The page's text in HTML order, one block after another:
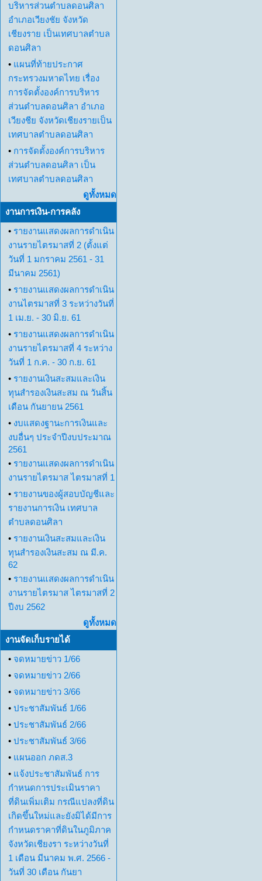
บริหารส่วนตำบลดอนศิลา
อำเภอเวียงชัย จังหวัด
เชียงราย เป็นเทศบาลตำบล
ดอนศิลา
• แผนที่ท้ายประกาศ
กระทรวงมหาดไทย เรื่อง
การจัดตั้งองค์การบริหาร
ส่วนตำบลดอนศิลา อำเภอ
เวียงชีย จังหวัดเชียงรายเป็น
เทศบาลตำบลดอนศิลา
• การจัดตั้งองค์การบริหาร
ส่วนตำบลดอนศิลา เป็น
เทศบาลตำบลดอนศิลา
ดูทั้งหมด
งานการเงิน-การคลัง
• รายงานแสดงผลการดำเนิน
งานรายไตรมาสที่ 2 (ตั้งแต่
วันที่ 1 มกราคม 2561 - 31
มีนาคม 2561)
• รายงานแสดงผลการดำเนิน
งานไตรมาสที่ 3 ระหว่างวันที่
1 เม.ย. - 30 มิ.ย. 61
• รายงานแสดงผลการดำเนิน
งานรายไตรมาสที่ 4 ระหว่าง
วันที่ 1 ก.ค. - 30 ก.ย. 61
• รายงานเงินสะสมและเงิน
ทุนสำรองเงินสะสม ณ วันสิ้น
เดือน กันยายน 2561
• งบแสดงฐานะการเงินและ
งบอื่นๆ ประจำปีงบประมาณ
2561
• รายงานแสดงผลการดำเนิน
งานรายไตรมาส ไตรมาสที่ 1
• รายงานของผู้สอบบัญชีและ
รายงานการเงิน เทศบาล
ตำบลดอนศิลา
• รายงานเงินสะสมและเงิน
ทุนสำรองเงินสะสม ณ มี.ค.
62
• รายงานแสดงผลการดำเนิน
งานรายไตรมาส ไตรมาสที่ 2
ปีงบ 2562
ดูทั้งหมด
งานจัดเก็บรายได้
• จดหมายข่าว 1/66
• จดหมายข่าว 2/66
• จดหมายข่าว 3/66
• ประชาสัมพันธ์ 1/66
• ประชาสัมพันธ์ 2/66
• ประชาสัมพันธ์ 3/66
• แผนออก ภดส.3
• แจ้งประชาสัมพันธ์ การ
กำหนดการประเมินราคา
ที่ดินเพิ่มเติม กรณีแปลงที่ดิน
เกิดขึ้นใหม่และยังมิได้มีการ
กำหนดราคาที่ดินในภูมิภาค
จังหวัดเชียงรา ระหว่างวันที่
1 เดือน มีนาคม พ.ศ. 2566 -
วันที่ 30 เดือน กันยา